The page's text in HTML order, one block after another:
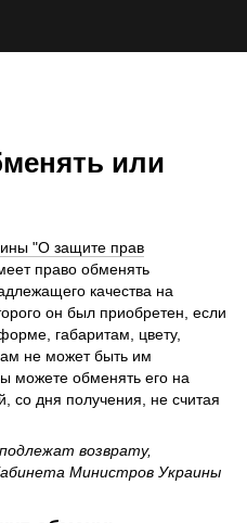
или
"О защите прав
право обменять
качества на
он был приобретен, если
габаритам, цвету,
не может быть им
можете обменять его на
со дня получения, не считая
возврату,
Министров Украины